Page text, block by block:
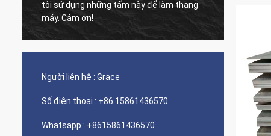
tôi sử dụng những tấm này để làm thang
máy. Cảm ơn!
Người liên hệ : Grace
Số điện thoại : +86 15861436570
Whatsapp : +8615861436570